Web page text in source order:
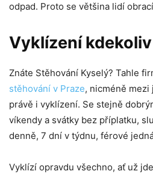
odpad. Proto se většina lidí
Vyklízení
Znáte Stěhování Kyselý? Tahle
stěhování v Praze, nicméně
právě i vyklízení. Se stejně
víkendy a svátky bez příplatku,
denně, 7 dní v týdnu, férové
Vyklízí opravdu všechno, ať už